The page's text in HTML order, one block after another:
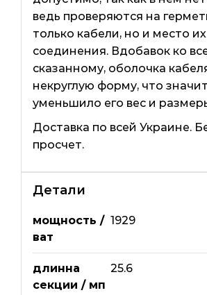
ведь проверяются на
только кабели, но и место их
соединения. Вдобавок ко
сказанному, оболочка
некруглую форму, что
уменьшило его вес и
Доставка по всей Украине.
просчет.
Детали
мощность /
ват
1929
длинна
секции / мп
25.6